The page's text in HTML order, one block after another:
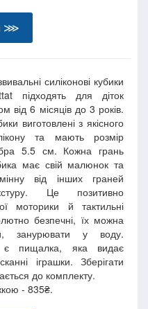
⋙
силіконові кубики
підходять для діток
від 6 місяців до 3 років.
виготовлені з якісного
та мають розмір
5.5 см. Кожна грань
має свій малюнок та
від інших граней
Це позитивно
моторики й тактильні
безпечні, їх можна
занурювати у воду.
є пищалка, яка видає
іграшки. Зберігати
до комплекту.
- 835₴.